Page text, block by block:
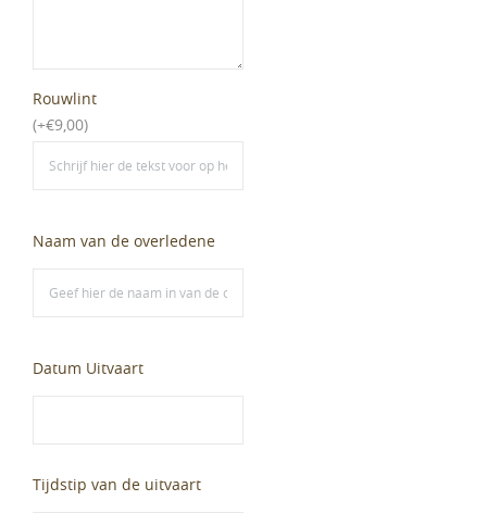
Rouwlint
(+€9,00)
Naam van de overledene
Datum Uitvaart
Tijdstip van de uitvaart